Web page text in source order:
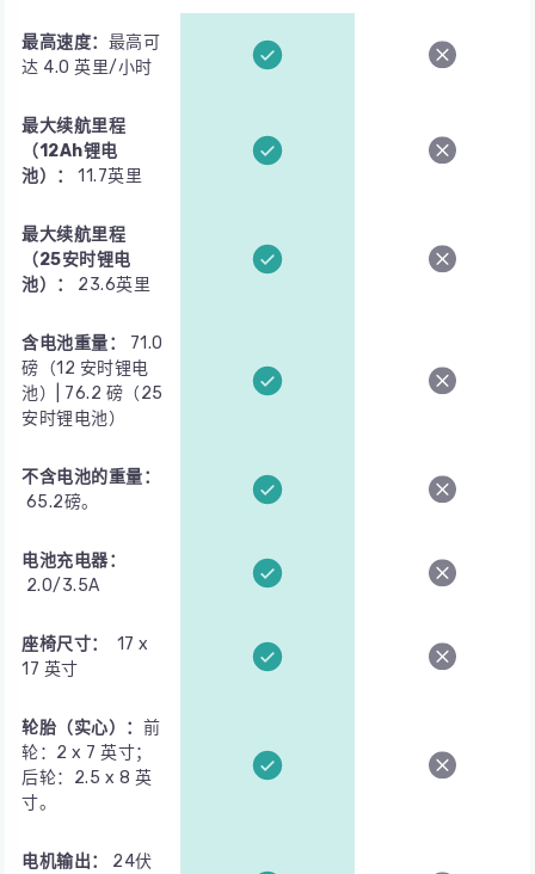
最高速度： 最高可
达 4.0 英里/小时
最大续航里程
（12Ah锂电
池）：
11.7英里
最大续航里程
（25安时锂电
池）：
23.6英里
含电池重量：
71.0
磅（12 安时锂电
池）| 76.2 磅（25
安时锂电池）
不含电池的重量：
65.2磅。
电池充电器：
2.0/3.5A
座椅尺寸：
17 x
17 英寸
轮胎（实心）： 前
轮：2 x 7 英寸；
后轮：2.5 x 8 英
寸。
电机输出：
24伏